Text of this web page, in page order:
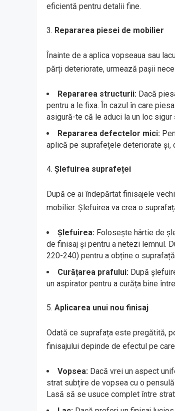
eficientă pentru detalii fine.
Repararea piesei de mobilier
Înainte de a aplica vopseaua sau
părți deteriorate, urmează pașii
Repararea structurii: Dacă
pentru a le fixa. În cazul în care
asigură-te că le aduci la un loc sigur
Repararea defectelor mici:
aplică pe suprafețele deteriorate și,
Șlefuirea suprafeței
După ce ai îndepărtat finisajele
mobilier. Șlefuirea va crea o
Șlefuirea: Folosește hârtie de
de finisaj și pentru a netezi lemnul.
220-240) pentru a obține o
Curățarea prafului: După
un aspirator pentru a curăța bine
Aplicarea unui nou finisaj
Odată ce suprafața este pregătită,
finisajului depinde de efectul pe
Vopsea: Dacă vrei un aspect
strat subțire de vopsea cu o
Lasă să se usuce complet între